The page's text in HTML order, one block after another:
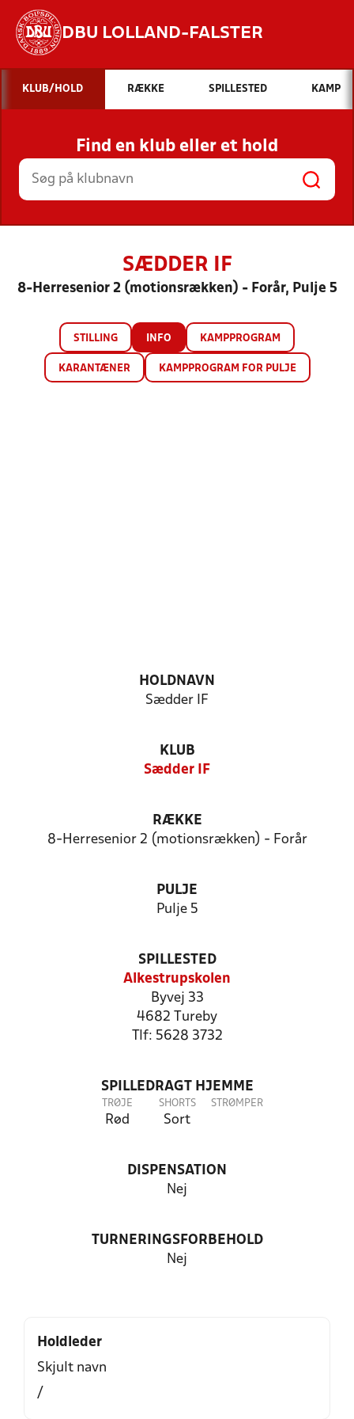
DBU LOLLAND-FALSTER
Hvad vil du søge efter?
INDHOLD OG NYHEDER
STILLINGER, RESULTATER, KLUBBER OG
HOLD
KLUB/HOLD RÆKKE SPILLESTED KAMP
Find en klub eller et hold
SÆDDER IF
8-Herresenior 2 (motionsrækken) - Forår, Pulje 5
STILLING INFO KAMPPROGRAM
KARANTÆNER KAMPPROGRAM FOR PULJE
HOLDNAVN
Sædder IF
KLUB
Sædder IF
RÆKKE
8-Herresenior 2 (motionsrækken) - Forår
PULJE
Pulje 5
SPILLESTED
Alkestrupskolen
Byvej 33
4682 Tureby
Tlf: 5628 3732
SPILLEDRAGT HJEMME
TRØJE
Rød
SHORTS
Sort
STRØMPER
DISPENSATION
Nej
TURNERINGSFORBEHOLD
Nej
Holdleder
Skjult navn
/